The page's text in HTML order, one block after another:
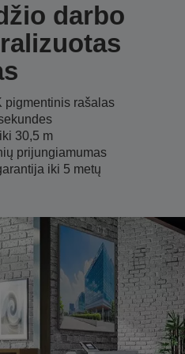
darbo
pigmentinis rašalas
30,5 m
prijungiamumas
iki 5 metų